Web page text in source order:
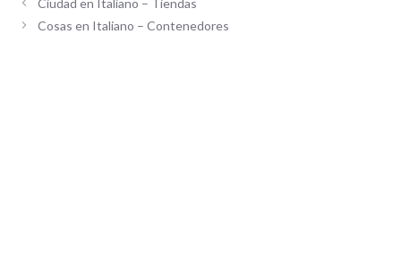
Cosas en Italiano – Contenedores